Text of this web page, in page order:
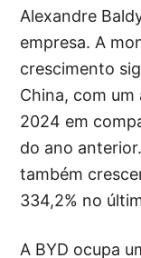
Alexandre
empresa. A
crescimento
China, com
2024 em
do ano
também
334,2% no
A BYD ocupa